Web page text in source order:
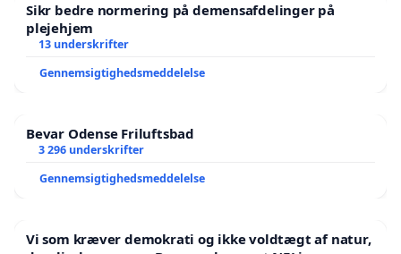
Sikr bedre normering på demensafdelinger på
plejehjem
13 underskrifter
Gennemsigtighedsmeddelelse
Bevar Odense Friluftsbad
3 296 underskrifter
Gennemsigtighedsmeddelelse
Vi som kræver demokrati og ikke voldtægt af natur,